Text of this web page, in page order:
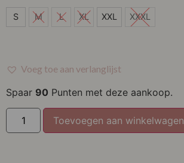
S
XXL
XXXL
S M L XL XXL XXXL
Voeg toe aan verlanglijst
Spaar 90 Punten met deze aankoop.
Toevoegen aan winkelwagen